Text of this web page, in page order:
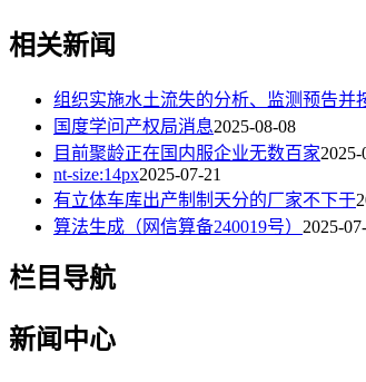
相关新闻
组织实施水土流失的分析、监测预告并
国度学问产权局消息2025-08-08
目前聚龄正在国内服企业无数百家2025-
nt-size:14px2025-07-21
有立体车库出产制制天分的厂家不下于
算法生成（网信算备240019号） 2025-
栏目导航
新闻中心